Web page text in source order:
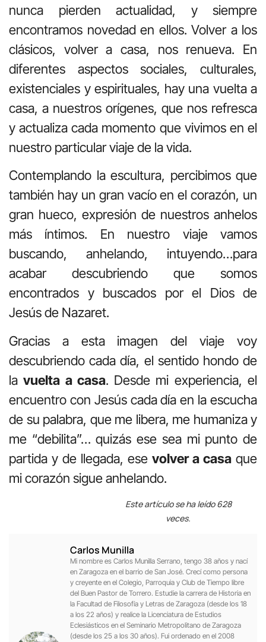
nunca pierden actualidad, y siempre
encontramos novedad en ellos. Volver a los
clásicos, volver a casa, nos renueva. En
diferentes aspectos sociales, culturales,
existenciales y espirituales, hay una vuelta a
casa, a nuestros orígenes, que nos refresca
y actualiza cada momento que vivimos en el
nuestro particular viaje de la vida.
Contemplando la escultura, percibimos que
también hay un gran vacío en el corazón, un
gran hueco, expresión de nuestros anhelos
más íntimos. En nuestro viaje vamos
buscando, anhelando, intuyendo…para
acabar descubriendo que somos
encontrados y buscados por el Dios de
Jesús de Nazaret.
Gracias a esta imagen del viaje voy
descubriendo cada día, el sentido hondo de
lavuelta a casa. Desde mi experiencia, el
encuentro con Jesús cada día en la escucha
de su palabra, que me libera, me humaniza y
me “debilita”… quizás ese sea mi punto de
partida y de llegada, ese volver a casa que
mi corazón sigue anhelando.
Este artículo se ha leído 628
veces.
Carlos Munilla
Mi nombre es Carlos Munilla Serrano, tengo 38 años y nací
en Zaragoza en el barrio de San José. Crecí como persona
y creyente en el Colegio, Parroquia y Club de Tiempo libre
del Buen Pastor de Torrero. Estudie la carrera de Historia en
la Facultad de Filosofía y Letras de Zaragoza (desde los 18
a los 22 años) y realice la Licenciatura de Estudios
Eclesiásticos en el Seminario Metropolitano de Zaragoza
(desde los 25 a los 30 años). Fui ordenado en el 2008